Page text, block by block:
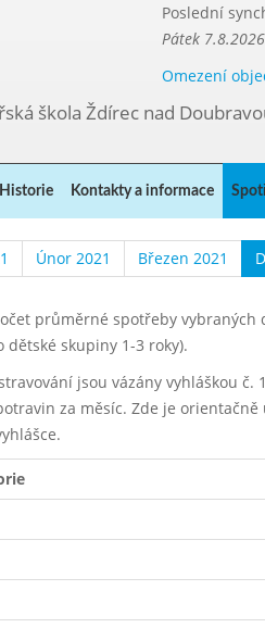
Poslední
Pátek
Omezení
škola Ždírec nad
Historie Kontakty a informace
Únor 2021 Březen 2021
průměrné spotřeby
dětské skupiny 1-3 roky).
jsou vázány vyhláškou
za měsíc. Zde je